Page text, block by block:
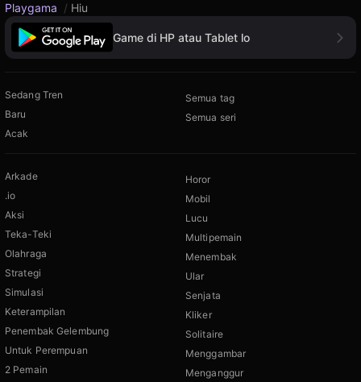
Playgama / Hiu
Game di HP atau Tablet lo
Sedang Tren
Baru
Acak
Semua tag
Semua seri
Arkade
.io
Aksi
Teka-Teki
Olahraga
Strategi
Simulasi
Keterampilan
Penembak Gelembung
Untuk Perempuan
2 Pemain
Horor
Mobil
Lucu
Multipemain
Menembak
Ular
Senjata
Kliker
Solitaire
Menggambar
Menganggur